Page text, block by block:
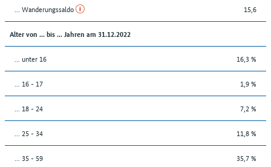
... Wanderungssaldo 15,6
Alter von ... bis ... Jahren am 31.12.2022
... unter 16 16,3 %
... 16 - 17 1,9 %
... 18 - 24 7,2 %
... 25 - 34 11,8 %
... 35 - 59 35,7 %